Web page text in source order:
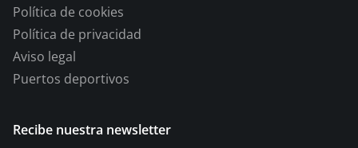
Política de cookies
Política de privacidad
Aviso legal
Puertos deportivos
Recibe nuestra newsletter